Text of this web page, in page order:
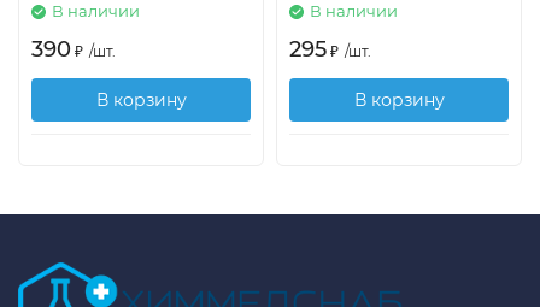
В наличии
390 ₽ /шт.
В корзину
В наличии
295 ₽ /шт.
В корзину